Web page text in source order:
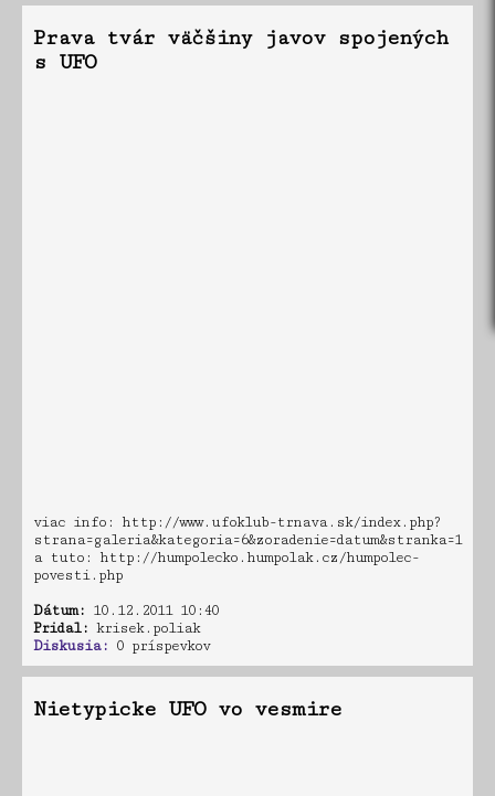
Prava tvár väčšiny javov spojených
s UFO
viac info: http://www.ufoklub-trnava.sk/index.php?
strana=galeria&kategoria=6&zoradenie=datum&stranka=1
a tuto: http://humpolecko.humpolak.cz/humpolec-
povesti.php
Dátum: 10.12.2011 10:40
Pridal: krisek.poliak
Diskusia: 0 príspevkov
Nietypicke UFO vo vesmire